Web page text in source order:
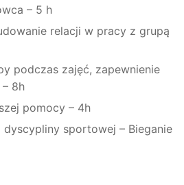
– 5 h
relacji w pracy z grupą
podczas zajęć, zapewnienie
8h
pomocy – 4h
dyscypliny sportowej – Bieganie